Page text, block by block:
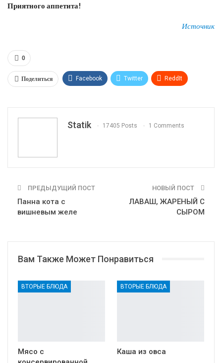
Приятного аппетита!
Источник
0
Поделиться Facebook Twitter ReddIt
Statik 17405 Posts 1 Comments
ПРЕДЫДУЩИЙ ПОСТ
Панна кота с
вишневым желе
НОВЫЙ ПОСТ
ЛАВАШ, ЖАРЕНЫЙ С
СЫРОМ
Вам Также Может Понравиться
ВТОРЫЕ БЛЮДА
Мясо с
ВТОРЫЕ БЛЮДА
Каша из овса